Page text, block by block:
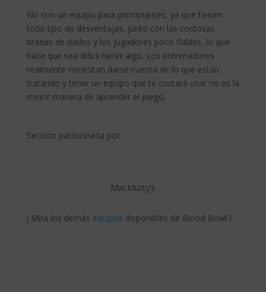
No son un equipo para principiantes, ya que tienen
todo tipo de desventajas, junto con las costosas
tiradas de dados y los jugadores poco fiables, lo que
hace que sea difícil hacer algo. Los entrenadores
realmente necesitan darse cuenta de lo que están
tratando y tener un equipo que te costará usar no es la
mejor manera de aprender el juego.
Sección patrocinada por:
MacMurty’s
¡ Mira los demás equipos disponibles de Blood Bowl !